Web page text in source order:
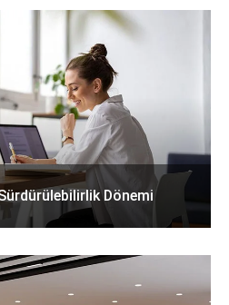
Dönemi